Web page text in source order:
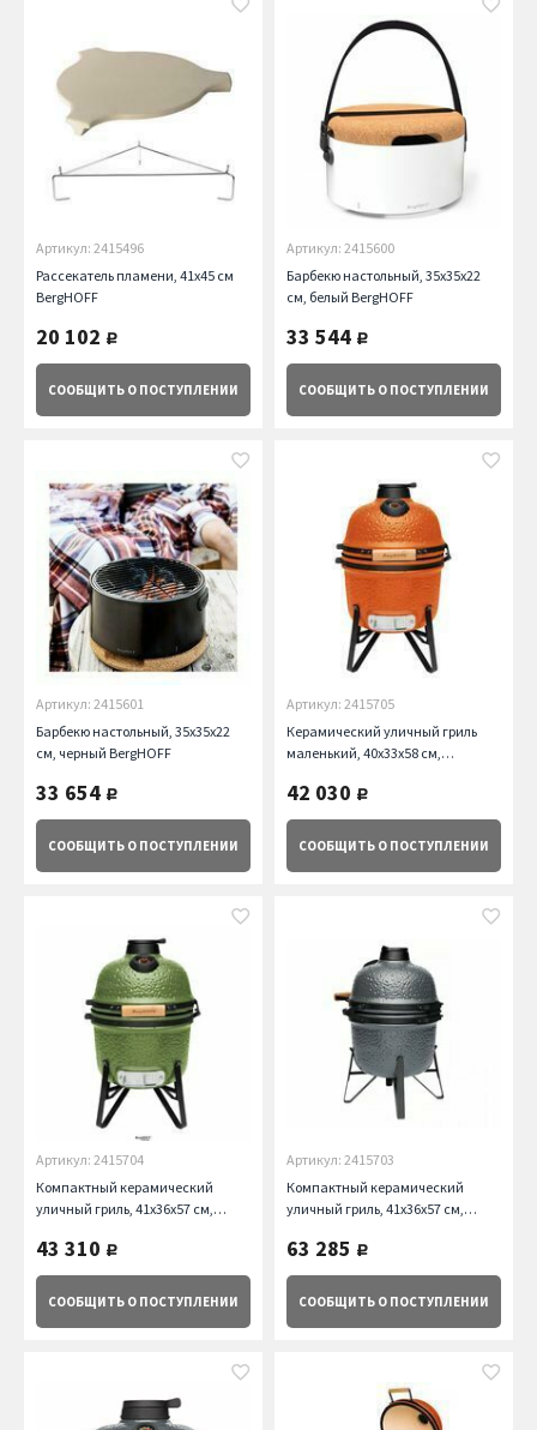
Артикул: 2415496
Рассекатель пламени, 41х45 см
BergHOFF
20 102 руб.
СООБЩИТЬ О ПОСТУПЛЕНИИ
Артикул: 2415600
Барбекю настольный, 35х35х22
см, белый BergHOFF
33 544 руб.
СООБЩИТЬ О ПОСТУПЛЕНИИ
Артикул: 2415601
Барбекю настольный, 35х35х22
см, черный BergHOFF
33 654 руб.
СООБЩИТЬ О ПОСТУПЛЕНИИ
Артикул: 2415705
Керамический уличный гриль
маленький, 40х33х58 см,
42 030 руб.
СООБЩИТЬ О ПОСТУПЛЕНИИ
Артикул: 2415704
Компактный керамический
уличный гриль, 41х36х57 см,
43 310 руб.
СООБЩИТЬ О ПОСТУПЛЕНИИ
Артикул: 2415703
Компактный керамический
уличный гриль, 41х36х57 см,
63 285 руб.
СООБЩИТЬ О ПОСТУПЛЕНИИ